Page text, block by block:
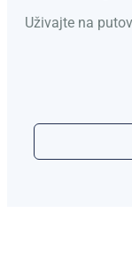
Uživajte na